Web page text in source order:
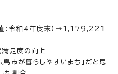
令和4年度末）→1,179,221
満足度の向上
市が暮らしやすいまち」だと思